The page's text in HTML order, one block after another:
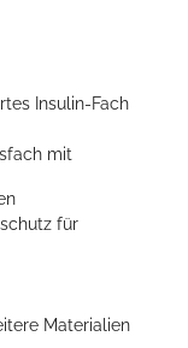
Insulin-Fach
mit
für
Materialien